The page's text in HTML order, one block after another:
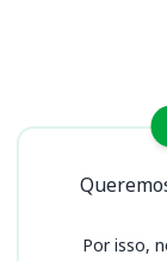
Cursos
Por isso,